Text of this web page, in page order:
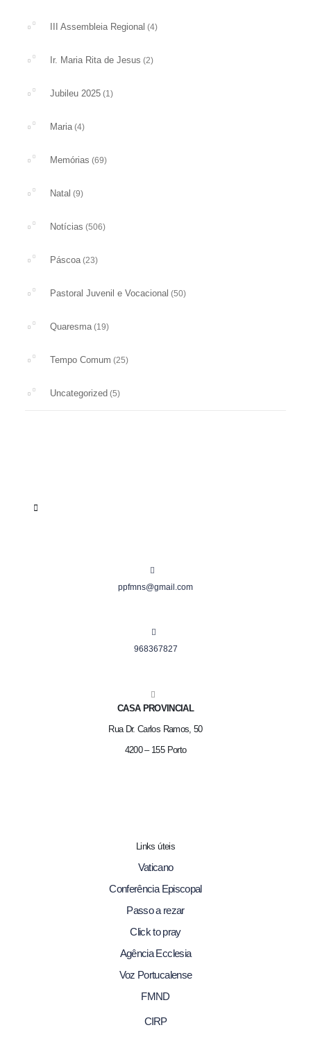
III Assembleia Regional (4)
Ir. Maria Rita de Jesus (2)
Jubileu 2025 (1)
Maria(4)
Memórias (69)
Natal (9)
Notícias (506)
Páscoa(23)
Pastoral Juvenil e Vocacional (50)
Quaresma(19)
Tempo Comum (25)
Uncategorized (5)
ppfmns@gmail.com
968367827
CASA PROVINCIAL
Rua Dr. Carlos Ramos, 50
4200 – 155 Porto
Links úteis
Vaticano
Conferência Episcopal
Passo a rezar
Click to pray
Agência Ecclesia
Voz Portucalense
FMND
CIRP